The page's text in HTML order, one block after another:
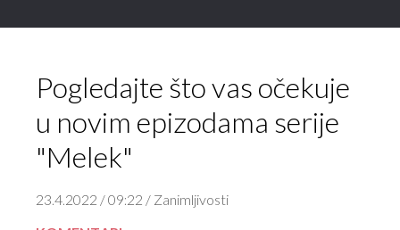
Pogledajte što vas očekuje
u novim epizodama serije
"Melek"
23.4.2022 / 09:22 / Zanimljivosti